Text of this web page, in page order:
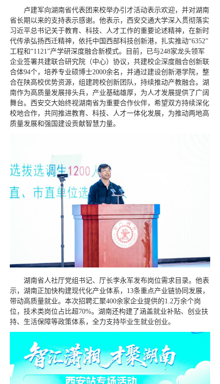
卢建军向湖南省代表团来校举办引才活动表示欢迎，并对湖南
省长期以来的支持表示感谢。他表示，西安交通大学深入贯彻落实
习近平总书记关于教育、科技、人才工作的重要论述精神，在新时
代传承弘扬西迁精神，依托中国西部科技创新港，扎实推动“6352”
工程和“1121”产学研深度融合新模式。目前，已与248家龙头领军
企业签署共建联合研究院（中心）协议，共建校企深度融合创新联
合体94个，培养专业硕博士2000余名，并通过建设创新港学院，整
合在陕高校优势资源，组建跨校创新团队，持续推动产教融合。湖
南作为高质量发展排头兵，产业基础雄厚，为人才发展提供了广阔
舞台。西安交大始终视湖南省为重要合作伙伴，希望双方持续深化
校地合作，共同推进教育、科技、人才一体化发展，为推动两地高
质量发展和强国建设贡献智慧力量。
湖南省人社厅党组书记、厅长李永军发布岗位需求目录。他表
示，湖南正加快构建现代化产业体系，13条重点产业链协同发展，
带动高质量就业。本次招聘汇聚400余家企业提供的1.2万余个岗
位，技术类岗位占比超70%。湖南还构建了涵盖就业补贴、创业扶
持、生活保障等政策体系，全力支持毕业生就业创业。